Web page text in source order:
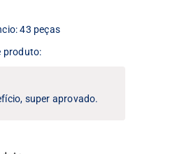
43 peças
produto:
super aprovado.